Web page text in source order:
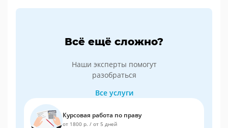
Всё ещё сложно?
Наши эксперты помогут
разобраться
Все услуги
Курсовая работа по праву
от 1800 р. / от 5 дней